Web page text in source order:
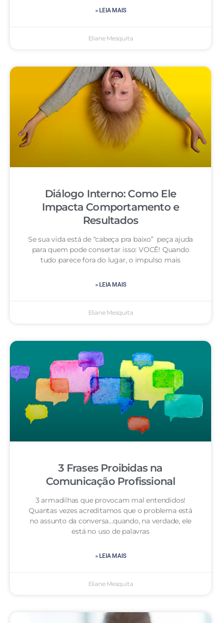
» LEIA MAIS
Eliane Mesquita
Diálogo Interno: Como Ele
Impacta Comportamento e
Resultados
Se sua vida está de “cabeça pra baixo” peça ajuda
para quem pode consertar isso: VOCÊ! Quando
tudo parece fora do lugar, o impulso mais
» LEIA MAIS
Eliane Mesquita
3 Frases Proibidas na
Comunicação Profissional
3 armadilhas que provocam mal entendidos!
Quantas vezes acreditamos que o problema está
no assunto da conversa…quando, na verdade, ele
está no uso de palavras
» LEIA MAIS
Eliane Mesquita